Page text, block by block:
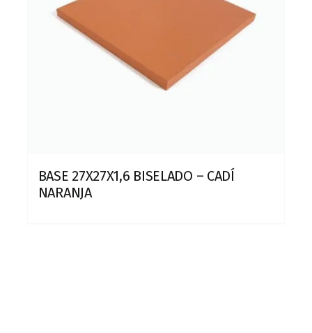
BASE 27X27X1,6 BISELADO – CADÍ
NARANJA